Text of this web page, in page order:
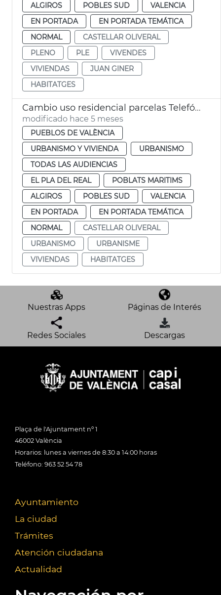
ALGIROS
POBLES SUD
VALENCIA
EN PORTADA
EN PORTADA TEMÁTICA
NORMAL
CASTELLAR OLIVERAL
PLENO
PLE
VIVENDES
VIVIENDAS
JUAN GINER
HABITATGES
Cambio uso residencial parcelas Telefónica València
modificado hace 5 meses
PUEBLOS DE VALÈNCIA
URBANISMO Y VIVIENDA
URBANISMO
TODAS LAS AUDIENCIAS
EL PLA DEL REAL
POBLATS MARITIMS
ALGIROS
POBLES SUD
VALENCIA
EN PORTADA
EN PORTADA TEMÁTICA
NORMAL
CASTELLAR OLIVERAL
URBANISMO
URBANISME
VIVIENDAS
HABITATGES
Nuestras Apps Páginas de Interés
Redes Sociales Descargas
Plaça de l'Ajuntament nº 1
46002 València
Horarios: lunes a viernes de 8:30 a 14:00 horas
Teléfono: 963 52 54 78
Ayuntamiento
La ciudad
Trámites
Atención ciudadana
Actualidad